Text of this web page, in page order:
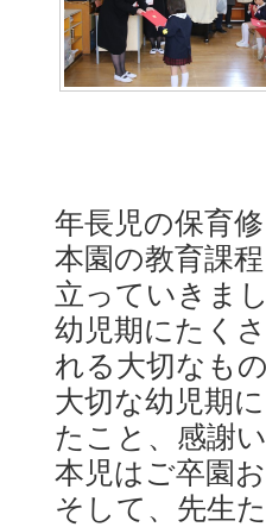
年長児の保育
本園の教育課
立っていきま
幼児期にたく
れる大切なも
大切な幼児期
たこと、感謝
本児はご卒園
そして、先生